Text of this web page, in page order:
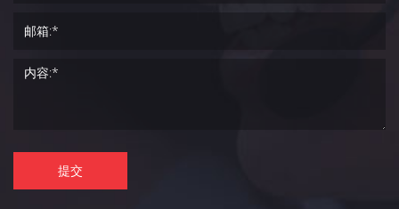
提交